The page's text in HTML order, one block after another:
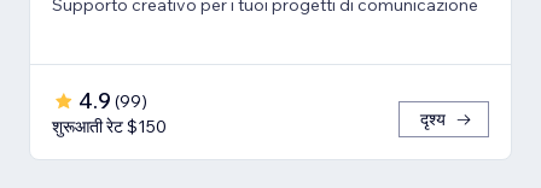
Supporto creativo per i tuoi progetti di comunicazione
4.9 (99)
शुरूआती रेट $150
दृश्य